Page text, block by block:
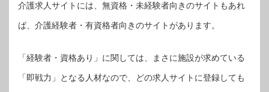
介護求人サイトには、無資格・未経験者向きのサイトもあれ
ば、介護経験者・有資格者向きのサイトがあります。
「経験者・資格あり」に関しては、まさに施設が求めている
「即戦力」となる人材なので、どの求人サイトに登録しても